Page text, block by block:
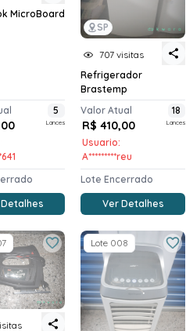
MicroBoard
5
Lances
SP
707 visitas
Refrigerador
Brastemp
Valor Atual
R$ 410,00
Usuario:
A*********reu
18
Lances
Lote Encerrado
Ver Detalhes
Lote 008